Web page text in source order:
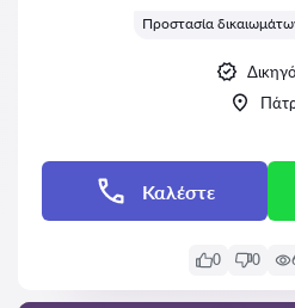
Προστασία
Καλέστε
0 0